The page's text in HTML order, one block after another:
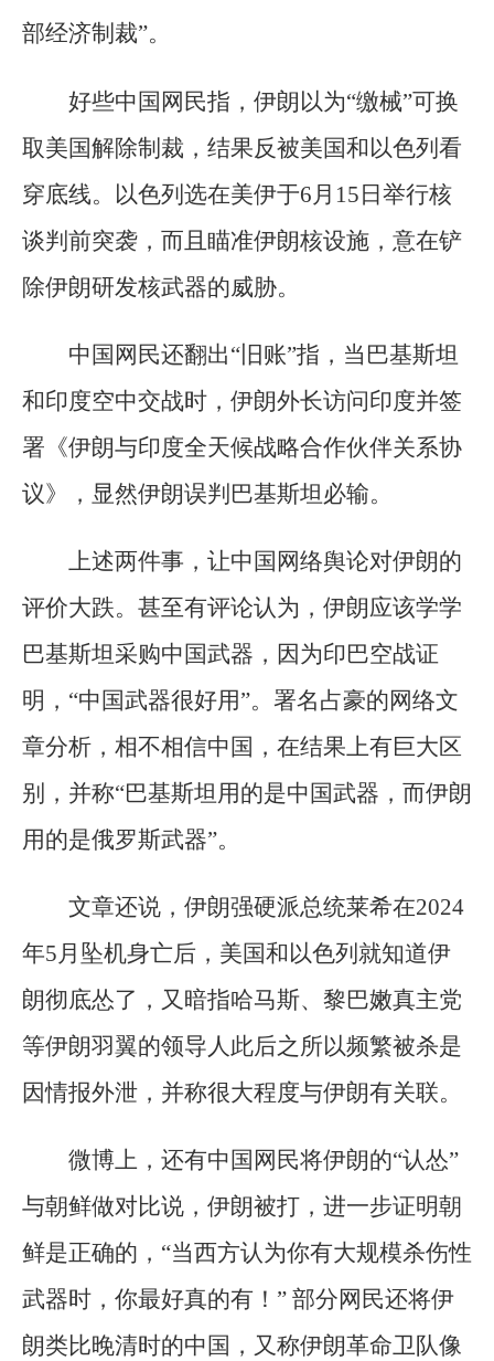
部经济制裁”。
好些中国网民指，伊朗以为“缴械”可换
取美国解除制裁，结果反被美国和以色列看
穿底线。以色列选在美伊于6月15日举行核
谈判前突袭，而且瞄准伊朗核设施，意在铲
除伊朗研发核武器的威胁。
中国网民还翻出“旧账”指，当巴基斯坦
和印度空中交战时，伊朗外长访问印度并签
署《伊朗与印度全天候战略合作伙伴关系协
议》，显然伊朗误判巴基斯坦必输。
上述两件事，让中国网络舆论对伊朗的
评价大跌。甚至有评论认为，伊朗应该学学
巴基斯坦采购中国武器，因为印巴空战证
明，“中国武器很好用”。署名占豪的网络文
章分析，相不相信中国，在结果上有巨大区
别，并称“巴基斯坦用的是中国武器，而伊朗
用的是俄罗斯武器”。
文章还说，伊朗强硬派总统莱希在2024
年5月坠机身亡后，美国和以色列就知道伊
朗彻底怂了，又暗指哈马斯、黎巴嫩真主党
等伊朗羽翼的领导人此后之所以频繁被杀是
因情报外泄，并称很大程度与伊朗有关联。
微博上，还有中国网民将伊朗的“认怂”
与朝鲜做对比说，伊朗被打，进一步证明朝
鲜是正确的，“当西方认为你有大规模杀伤性
武器时，你最好真的有！” 部分网民还将伊
朗类比晚清时的中国，又称伊朗革命卫队像